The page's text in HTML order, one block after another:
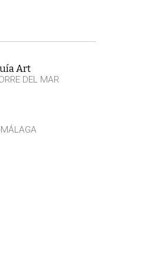
Art
DEL MAR
MÁLAGA